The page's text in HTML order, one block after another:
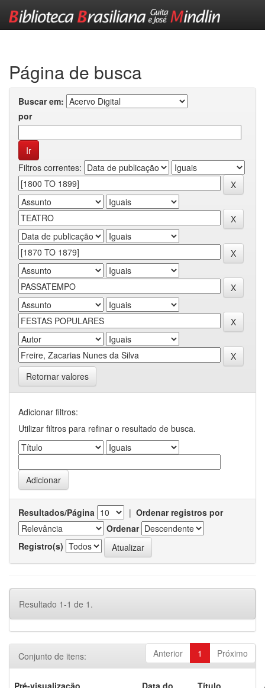
Página de busca
Buscar em:
por
Filtros correntes:
Retornar valores
Adicionar filtros:
Utilizar filtros para refinar o resultado de busca.
Resultados/Página | Ordenar registros por
Ordenar
Registro(s)
Resultado 1-1 de 1.
Anterior 1 Próximo
Conjunto de itens:
Pré-visualização
Data do
Título